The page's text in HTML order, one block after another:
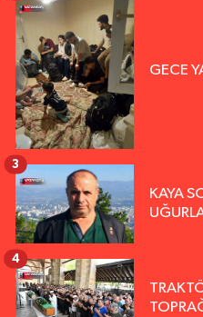
GECE
KAYA
3
4